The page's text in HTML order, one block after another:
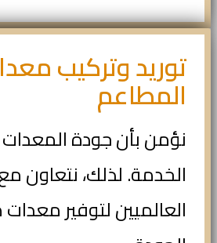
توريد وتركيب معدات
المطاعم
نؤمن بأن جودة
الخدمة. لذلك، نتعاون مع
العالميين لتوفير معدات